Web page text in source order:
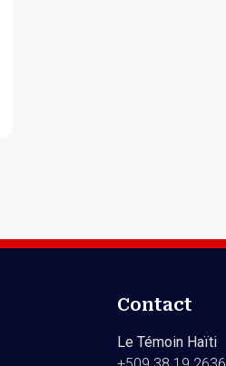
Contact
Le Témoin Haïti